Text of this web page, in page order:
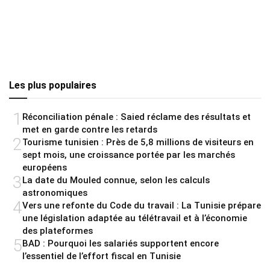
Les plus populaires
1 Réconciliation pénale : Saied réclame des résultats et
met en garde contre les retards
2 Tourisme tunisien : Près de 5,8 millions de visiteurs en
sept mois, une croissance portée par les marchés
européens
3La date du Mouled connue, selon les calculs
astronomiques
4Vers une refonte du Code du travail : La Tunisie prépare
une législation adaptée au télétravail et à l’économie
des plateformes
5BAD : Pourquoi les salariés supportent encore
l’essentiel de l’effort fiscal en Tunisie